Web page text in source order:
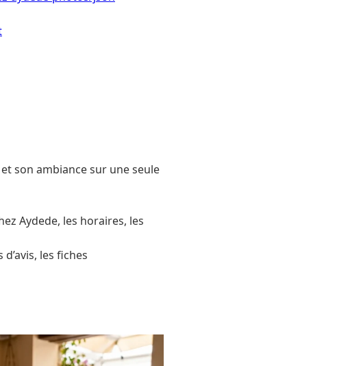
son ambiance sur une seule
Aydede, les horaires, les
les fiches